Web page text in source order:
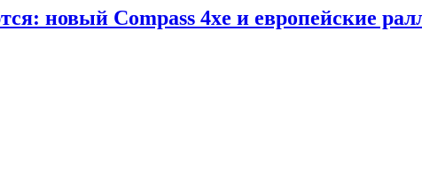
новый Compass 4xe и европейские